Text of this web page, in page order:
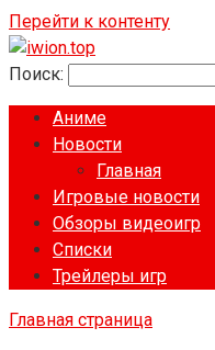
Перейти к контенту
Поиск:
Аниме
Новости
Главная
Игровые новости
Обзоры видеоигр
Списки
Трейлеры игр
Главная страница